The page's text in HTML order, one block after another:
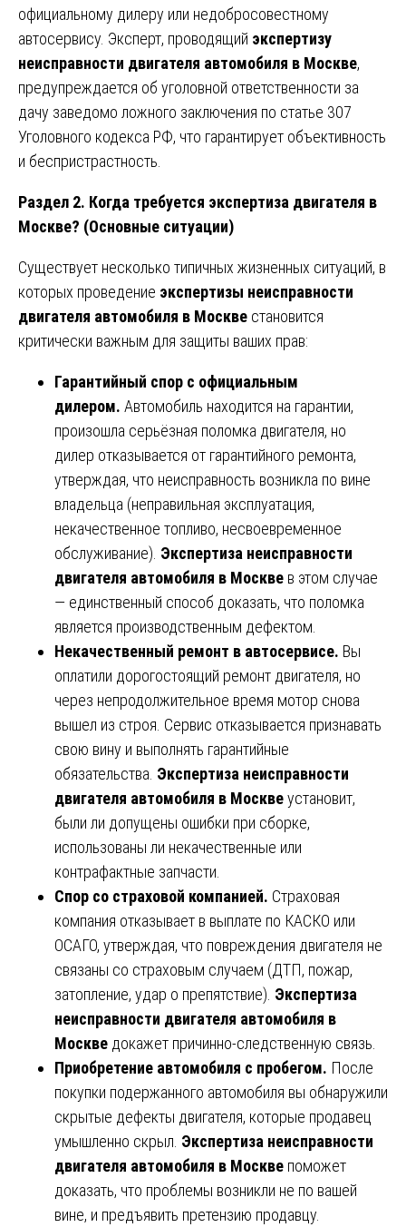
официальному дилеру или недобросовестному
автосервису. Эксперт, проводящий экспертизу
неисправности двигателя автомобиля в Москве,
предупреждается об уголовной ответственности за
дачу заведомо ложного заключения по статье 307
Уголовного кодекса РФ, что гарантирует объективность
и беспристрастность.
Раздел 2. Когда требуется экспертиза двигателя в
Москве? (Основные ситуации)
Существует несколько типичных жизненных ситуаций, в
которых проведение экспертизы неисправности
двигателя автомобиля в Москве становится
критически важным для защиты ваших прав:
Гарантийный спор с официальным
дилером. Автомобиль находится на гарантии,
произошла серьёзная поломка двигателя, но
дилер отказывается от гарантийного ремонта,
утверждая, что неисправность возникла по вине
владельца (неправильная эксплуатация,
некачественное топливо, несвоевременное
обслуживание). Экспертиза неисправности
двигателя автомобиля в Москве в этом случае
— единственный способ доказать, что поломка
является производственным дефектом.
Некачественный ремонт в автосервисе. Вы
оплатили дорогостоящий ремонт двигателя, но
через непродолжительное время мотор снова
вышел из строя. Сервис отказывается признавать
свою вину и выполнять гарантийные
обязательства. Экспертиза неисправности
двигателя автомобиля в Москвеустановит,
были ли допущены ошибки при сборке,
использованы ли некачественные или
контрафактные запчасти.
Спор со страховой компанией. Страховая
компания отказывает в выплате по КАСКО или
ОСАГО, утверждая, что повреждения двигателя не
связаны со страховым случаем (ДТП, пожар,
затопление, удар о препятствие). Экспертиза
неисправности двигателя автомобиля в
Москве докажет причинно-следственную связь.
Приобретение автомобиля с пробегом. После
покупки подержанного автомобиля вы обнаружили
скрытые дефекты двигателя, которые продавец
умышленно скрыл. Экспертиза неисправности
двигателя автомобиля в Москве поможет
доказать, что проблемы возникли не по вашей
вине, и предъявить претензию продавцу.